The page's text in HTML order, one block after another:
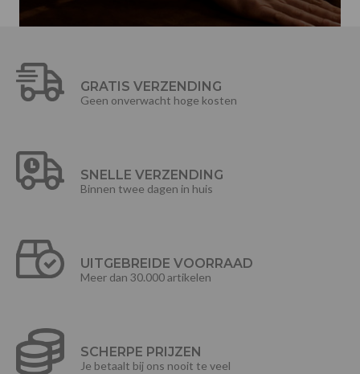
GRATIS VERZENDING
Geen onverwacht hoge kosten
SNELLE VERZENDING
Binnen twee dagen in huis
UITGEBREIDE VOORRAAD
Meer dan 30.000 artikelen
SCHERPE PRIJZEN
Je betaalt bij ons nooit te veel